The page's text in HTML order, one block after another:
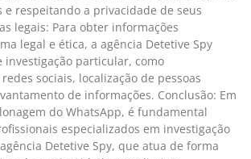
e respeitando a privacidade de seus
legais: Para obter informações
legal e ética, a agência Detetive Spy
investigação particular, como
sociais, localização de pessoas
de informações. Conclusão: Em
do WhatsApp, é fundamental
especializados em investigação
Detetive Spy, que atua de forma